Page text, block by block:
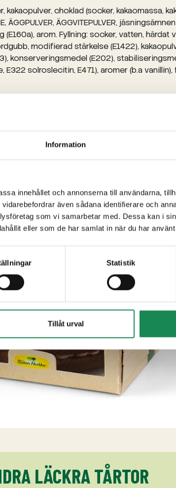
Information
innehållet och annonserna till användarna,
även sådana identifierare och
som vi samarbetar med. Dessa kan i
eller som de har samlat in när du har
Statistik
Tillåt urval
kakaopulver, choklad (socker, kakaomassa,
ÄGGPULVER, ÄGGVITEPULVER,
arom. Fyllning: socker, vatten,
modifierad stärkelse (E1422),
konserveringsmedel (E202),
E322 solroslecitin, E471), aromer (b.a vanillin),
LÄCKRA TÅRTOR